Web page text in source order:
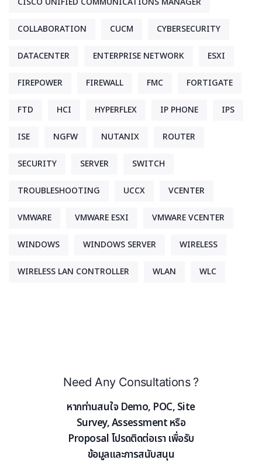
COLLABORATION CUCM CYBERSECURITY
DATACENTER ENTERPRISE NETWORK ESXI
FIREPOWER FIREWALL FMC FORTIGATE
FTD HCI HYPERFLEX IP PHONE IPS
ISE NGFW NUTANIX ROUTER
SECURITY SERVER SWITCH
TROUBLESHOOTING UCCX VCENTER
VMWARE VMWARE ESXI VMWARE VCENTER
WINDOWS WINDOWS SERVER WIRELESS
WIRELESS LAN CONTROLLER WLAN WLC
Need Any Consultations ?
หากท่านสนใจ Demo, POC, Site
Survey, Assessment หรือ
Proposal โปรดติดต่อเรา เพื่อรับ
ข้อมูลและการสนับสนุน